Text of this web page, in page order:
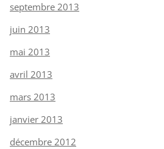
septembre 2013
juin 2013
mai 2013
avril 2013
mars 2013
janvier 2013
décembre 2012